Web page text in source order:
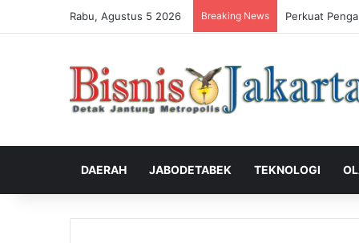
Rabu, Agustus 5 2026 Breaking News Perkuat
DAERAH JABODETABEK TEKNOLOGI